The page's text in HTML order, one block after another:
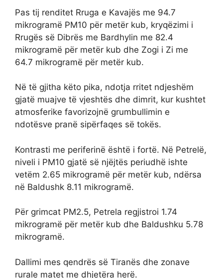
Pas tij renditet Rruga e Kavajës me 94.7
mikrogramë PM10 për metër kub, kryqëzimi i
Rrugës së Dibrës me Bardhylin me 82.4
mikrogramë për metër kub dhe Zogi i Zi me
64.7 mikrogramë për metër kub.
Në të gjitha këto pika, ndotja rritet ndjeshëm
gjatë muajve të vjeshtës dhe dimrit, kur kushtet
atmosferike favorizojnë grumbullimin e
ndotësve pranë sipërfaqes së tokës.
Kontrasti me periferinë është i fortë. Në Petrelë,
niveli i PM10 gjatë së njëjtës periudhë ishte
vetëm 2.65 mikrogramë për metër kub, ndërsa
në Baldushk 8.11 mikrogramë.
Për grimcat PM2.5, Petrela regjistroi 1.74
mikrogramë për metër kub dhe Baldushku 5.78
mikrogramë.
Dallimi mes qendrës së Tiranës dhe zonave
rurale matet me dhjetëra herë.